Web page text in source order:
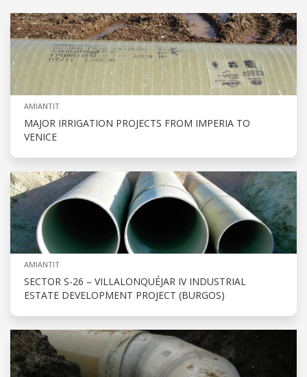
AMIANTIT
MAJOR IRRIGATION PROJECTS FROM IMPERIA TO
VENICE
AMIANTIT
SECTOR S-26 – VILLALONQUÉJAR IV INDUSTRIAL
ESTATE DEVELOPMENT PROJECT (BURGOS)